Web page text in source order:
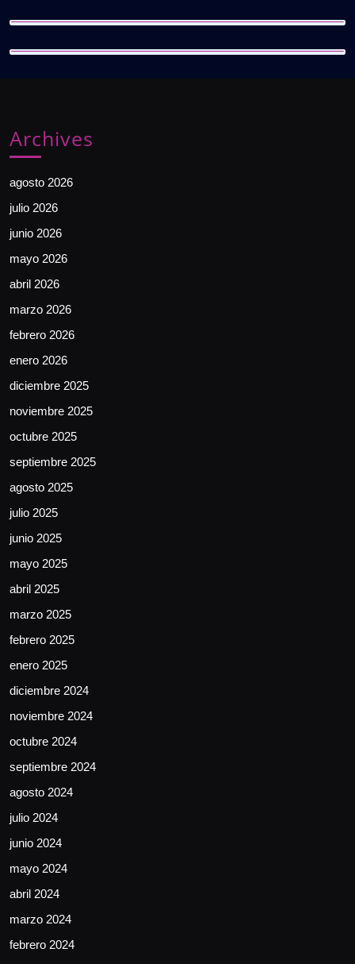
Archives
agosto 2026
julio 2026
junio 2026
mayo 2026
abril 2026
marzo 2026
febrero 2026
enero 2026
diciembre 2025
noviembre 2025
octubre 2025
septiembre 2025
agosto 2025
julio 2025
junio 2025
mayo 2025
abril 2025
marzo 2025
febrero 2025
enero 2025
diciembre 2024
noviembre 2024
octubre 2024
septiembre 2024
agosto 2024
julio 2024
junio 2024
mayo 2024
abril 2024
marzo 2024
febrero 2024